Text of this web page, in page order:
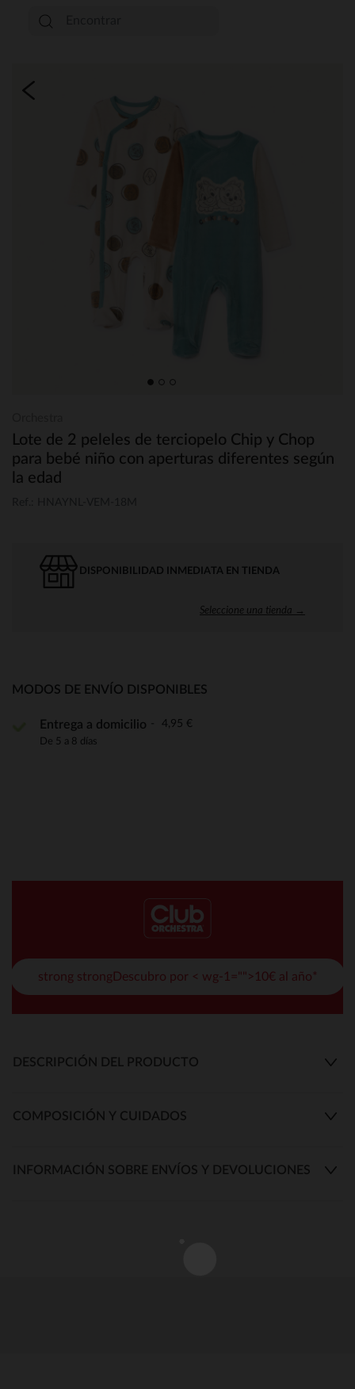
Lote de 2 peleles de terciopelo Chip y Chop
para bebé niño con aperturas diferentes según
la edad
DISPONIBILIDAD INMEDIATA EN TIENDA
Seleccione una tienda →
MODOS DE ENVÍO DISPONIBLES
Entrega a domicilio 4,95 €
De 5 a 8 días
strong strongDescubro por < wg-1="">10€ al año*
DESCRIPCIÓN DEL PRODUCTO
COMPOSICIÓN Y CUIDADOS
INFORMACIÓN SOBRE ENVÍOS Y DEVOLUCIONES